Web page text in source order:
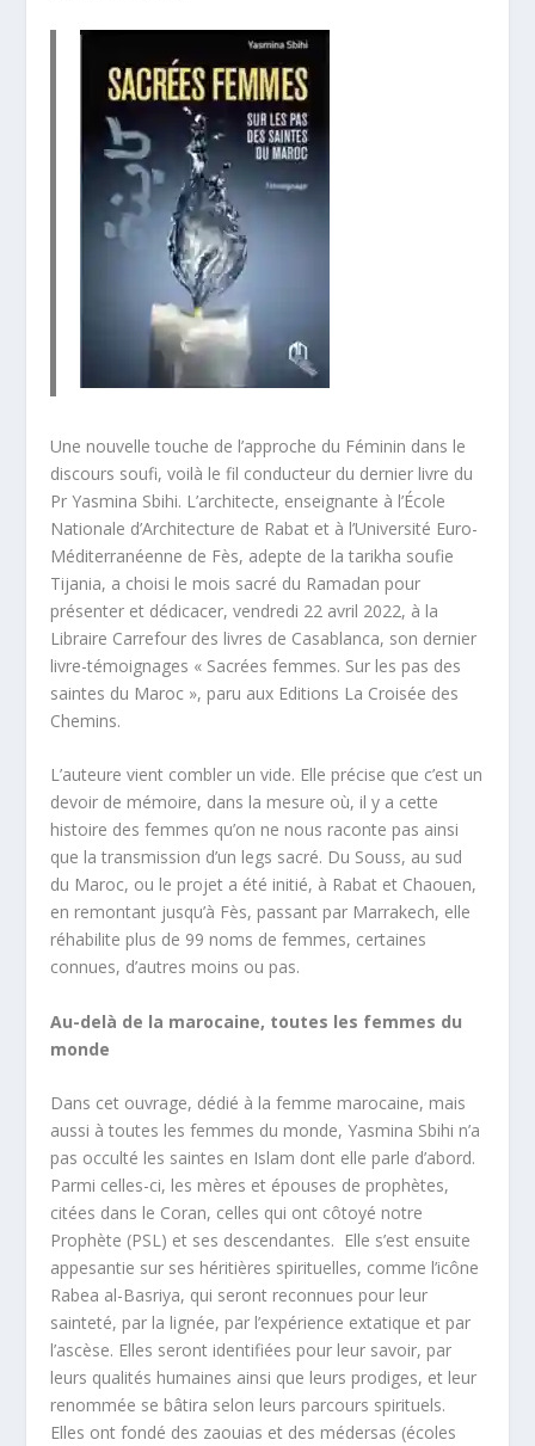
Une nouvelle touche de l’approche du Féminin dans le
discours soufi, voilà le fil conducteur du dernier livre du
Pr Yasmina Sbihi. L’architecte, enseignante à l’École
Nationale d’Architecture de Rabat et à l’Université Euro-
Méditerranéenne de Fès, adepte de la tarikha soufie
Tijania, a choisi le mois sacré du Ramadan pour
présenter et dédicacer, vendredi 22 avril 2022, à la
Libraire Carrefour des livres de Casablanca, son dernier
livre-témoignages « Sacrées femmes. Sur les pas des
saintes du Maroc », paru aux Editions La Croisée des
Chemins.
L’auteure vient combler un vide. Elle précise que c’est un
devoir de mémoire, dans la mesure où, il y a cette
histoire des femmes qu’on ne nous raconte pas ainsi
que la transmission d’un legs sacré. Du Souss, au sud
du Maroc, ou le projet a été initié, à Rabat et Chaouen,
en remontant jusqu’à Fès, passant par Marrakech, elle
réhabilite plus de 99 noms de femmes, certaines
connues, d’autres moins ou pas.
Au-delà de la marocaine, toutes les femmes du
monde
Dans cet ouvrage, dédié à la femme marocaine, mais
aussi à toutes les femmes du monde, Yasmina Sbihi n’a
pas occulté les saintes en Islam dont elle parle d’abord.
Parmi celles-ci, les mères et épouses de prophètes,
citées dans le Coran, celles qui ont côtoyé notre
Prophète (PSL) et ses descendantes. Elle s’est ensuite
appesantie sur ses héritières spirituelles, comme l’icône
Rabea al-Basriya, qui seront reconnues pour leur
sainteté, par la lignée, par l’expérience extatique et par
l’ascèse. Elles seront identifiées pour leur savoir, par
leurs qualités humaines ainsi que leurs prodiges, et leur
renommée se bâtira selon leurs parcours spirituels.
Elles ont fondé des zaouias et des médersas (écoles